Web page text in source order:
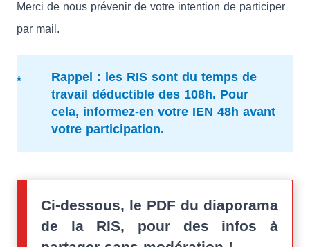
Merci de nous prévenir de votre intention de participer
par mail.
Rappel : les RIS sont du temps de
travail déductible des 108h. Pour
cela, informez-en votre IEN 48h avant
votre participation.
Ci-dessous, le PDF du diaporama
de la RIS, pour des infos à